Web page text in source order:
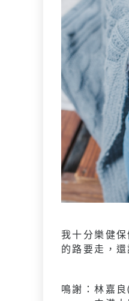
我十分樂健
的路要走，
鳴謝：林嘉